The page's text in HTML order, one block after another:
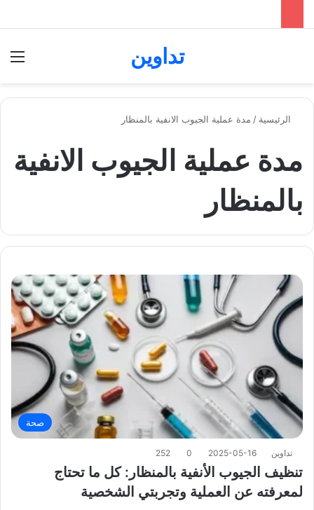
تداوين
الرئيسية / مدة عملية الجيوب الانفية بالمنظار
مدة عملية الجيوب الانفية
بالمنظار
صحة
تداوين 2025-05-16
0
252
تنظيف الجيوب الأنفية بالمنظار: كل ما تحتاج
لمعرفته عن العملية وتجربتي الشخصية